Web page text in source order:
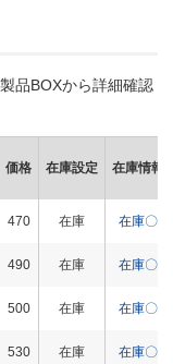
品BOXから詳細確認
価格 在庫設定 在庫情報
470 在庫 在庫〇
490 在庫 在庫〇
500 在庫 在庫〇
530 在庫 在庫〇